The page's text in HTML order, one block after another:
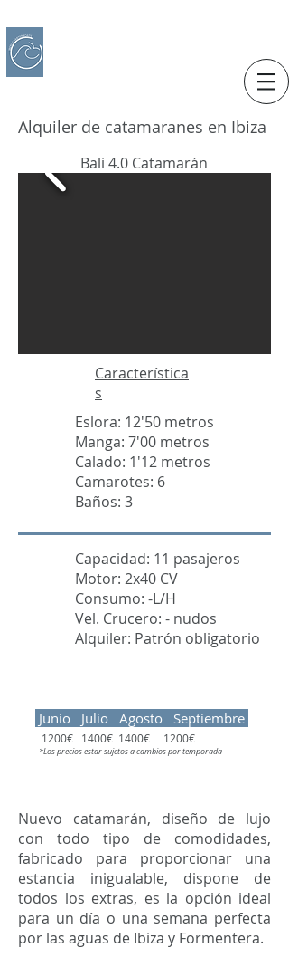
Alquiler de catamaranes en Ibiza
Bali 4.0 Catamarán
Característica
s
Eslora: 12'50 metros
Manga: 7'00 metros
Calado: 1'12 metros
Camarotes: 6
Baños: 3
Capacidad: 11 pasajeros
Motor: 2x40 CV
Consumo: -L/H
Vel. Crucero: - nudos
Alquiler: Patrón obligatorio
Junio Julio Agosto Septiembre
1200€ 1400€ 1400€ 1200€
*Los precios estar sujetos a cambios por temporada
Nuevo catamarán, diseño de lujo
con todo tipo de comodidades,
fabricado para proporcionar una
estancia inigualable, dispone de
todos los extras, es la opción ideal
para un día o una semana perfecta
por las aguas de Ibiza y Formentera.